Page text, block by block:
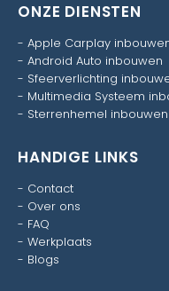
ONZE DIENSTEN
- Apple Carplay
- Android Auto inbouwen
- Sfeerverlichting
- Multimedia Systeem
- Sterrenhemel inbouwen
HANDIGE LINKS
- Contact
- Over ons
- FAQ
- Werkplaats
- Blogs